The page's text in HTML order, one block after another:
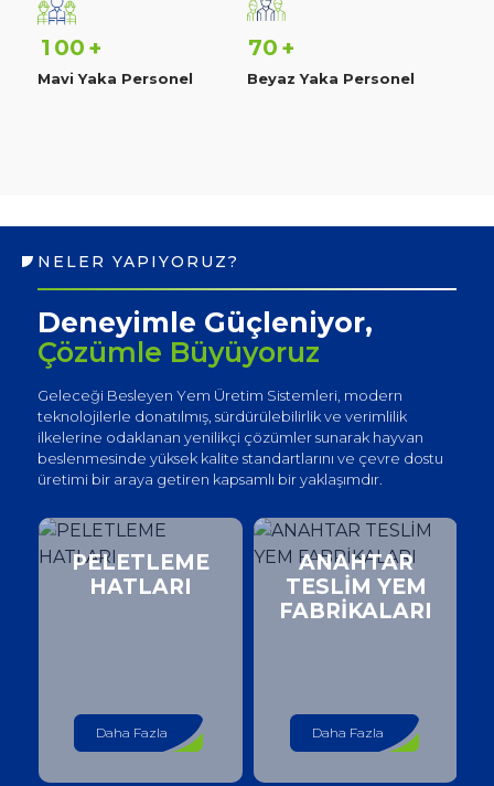
1 00 +
Mavi Yaka Personel
70 +
Beyaz Yaka Personel
NELER YAPIYORUZ?
Deneyimle Güçleniyor,
Çözümle Büyüyoruz
Geleceği Besleyen Yem Üretim Sistemleri, modern
teknolojilerle donatılmış, sürdürülebilirlik ve verimlilik
ilkelerine odaklanan yenilikçi çözümler sunarak hayvan
beslenmesinde yüksek kalite standartlarını ve çevre dostu
üretimi bir araya getiren kapsamlı bir yaklaşımdır.
PELETLEME
HATLARI
Daha Fazla
ANAHTAR
TESLİM YEM
FABRİKALARI
Daha Fazla